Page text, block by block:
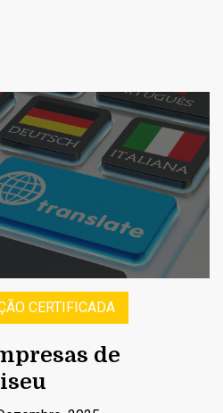
CERTIFICADA
de